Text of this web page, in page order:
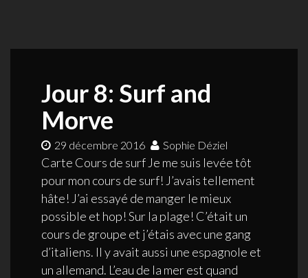
Jour 8: Surf and
Morve
29 décembre 2016 Sophie Déziel
Carte Cours de surf Je me suis levée tôt
pour mon cours de surf! J’avais tellement
hâte! J’ai essayé de manger le mieux
possible et hop! Sur la plage! C’était un
cours de groupe et j’étais avec une gang
d’italiens. Il y avait aussi une espagnole et
un allemand. L’eau de la mer est quand